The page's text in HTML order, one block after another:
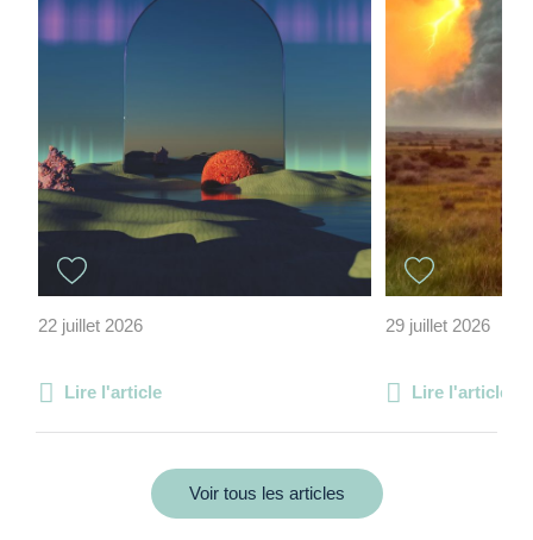
22 juillet 2026
Lire l'article
29 juillet 2026
Lire l'article
Voir tous les articles